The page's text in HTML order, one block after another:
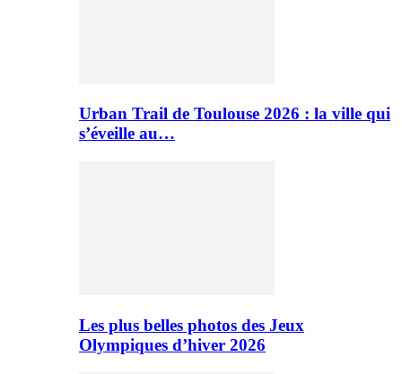
Urban Trail de Toulouse 2026 : la ville qui
s’éveille au…
Les plus belles photos des Jeux
Olympiques d’hiver 2026